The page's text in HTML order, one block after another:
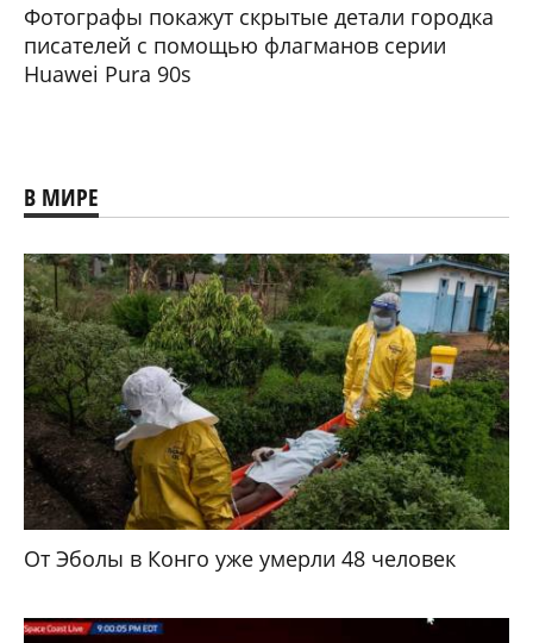
Фотографы покажут скрытые детали городка
писателей с помощью флагманов серии
Huawei Pura 90s
В МИРЕ
От Эболы в Конго уже умерли 48 человек